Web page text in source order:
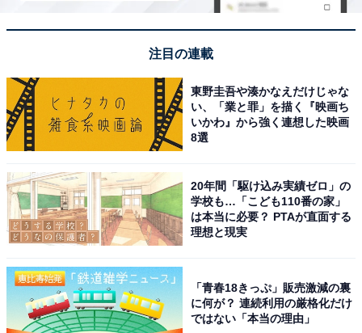
注目の連載
東野圭吾や湊かなえだけじゃな
い、「業と罪」を描く『映画ち
いかわ』から強く連想した映画
8選
20年間「駆け込み実績ゼロ」の
学校も…「こども110番の家」
は本当に必要？ PTAが直面する
理想と現実
「青春18きっぷ」販売激減の裏
に何が？ 連続利用の厳格化だけ
ではない「本当の理由」